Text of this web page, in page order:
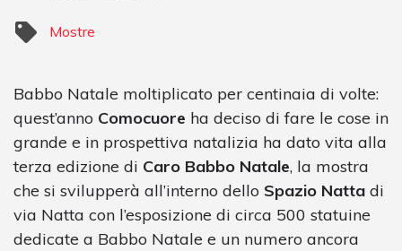
Mostre
Babbo Natale moltiplicato per centinaia di volte:
quest’anno Comocuore ha deciso di fare le cose in
grande e in prospettiva natalizia ha dato vita alla
terza edizione di Caro Babbo Natale, la mostra
che si svilupperà all’interno dello Spazio Natta di
via Natta con l’esposizione di circa 500 statuine
dedicate a Babbo Natale e un numero ancora